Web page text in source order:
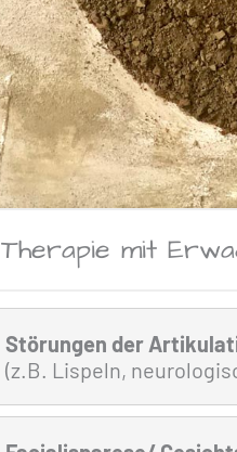
Therapie mit
Störungen der
(z.B. Lispeln,